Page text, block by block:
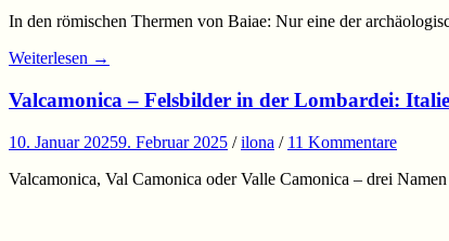
In den römischen Thermen von Baiae: Nur eine der
Weiterlesen →
Valcamonica – Felsbilder in der Lombardei:
10. Januar 20259. Februar 2025 /ilona / 11 Kommentare
Valcamonica, Val Camonica oder Valle Camonica – drei